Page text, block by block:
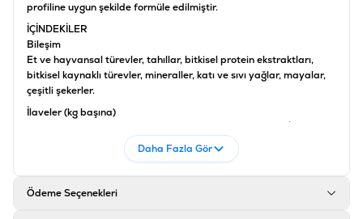
profiline uygun şekilde formüle edilmiştir.
İÇİNDEKİLER
Bileşim
Et ve hayvansal türevler, tahıllar, bitkisel protein ekstraktları,
bitkisel kaynaklı türevler, mineraller, katı ve sıvı yağlar, mayalar,
çeşitli şekerler.
İlaveler (kg başına)
0,36 mg, E4 (Bakır): 2,8 mg, E5 (Manganez): 1,3 mg, E6 (Çİnko): 13
ANALİTİK BİLEŞENLER
Daha Fazla Gör
Ödeme Seçenekleri